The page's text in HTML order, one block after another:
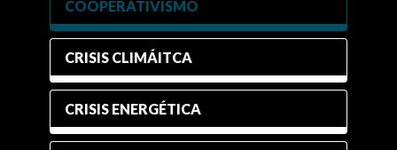
COOPERATIVISMO
CRISIS CLIMÁITCA
CRISIS ENERGÉTICA